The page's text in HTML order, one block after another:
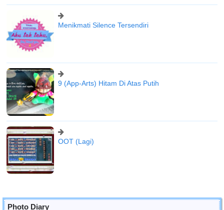
Menikmati Silence Tersendiri
9 (App-Arts) Hitam Di Atas Putih
OOT (Lagi)
Photo Diary